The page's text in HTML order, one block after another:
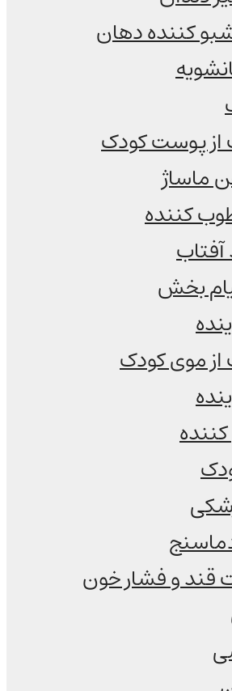
کننده دهان
از پوست کودک
ماساژ
کننده
بخش
از موی کودک
قند و فشار خون